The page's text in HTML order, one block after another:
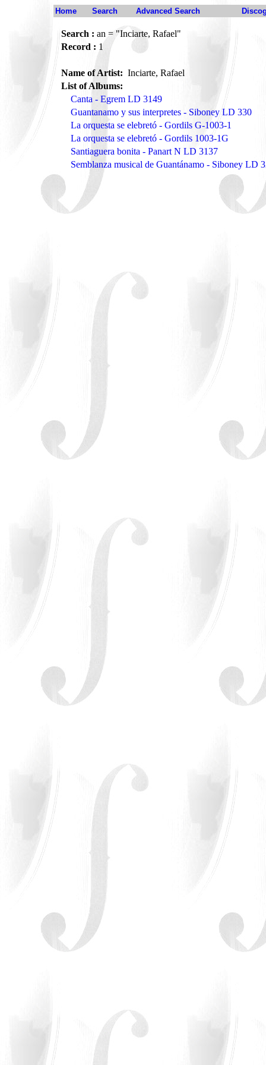
Home Search Advanced Search
Search : an = "Inciarte, Rafael"
Record : 1
Name of Artist: Inciarte, Rafael
List of Albums:
Canta - Egrem LD 3149
Guantanamo y sus interpretes - Siboney LD 330
La orquesta se elebretó - Gordils G-1003-1
La orquesta se elebretó - Gordils 1003-1G
Santiaguera bonita - Panart N LD 3137
Semblanza musical de Guantánamo - Siboney LD